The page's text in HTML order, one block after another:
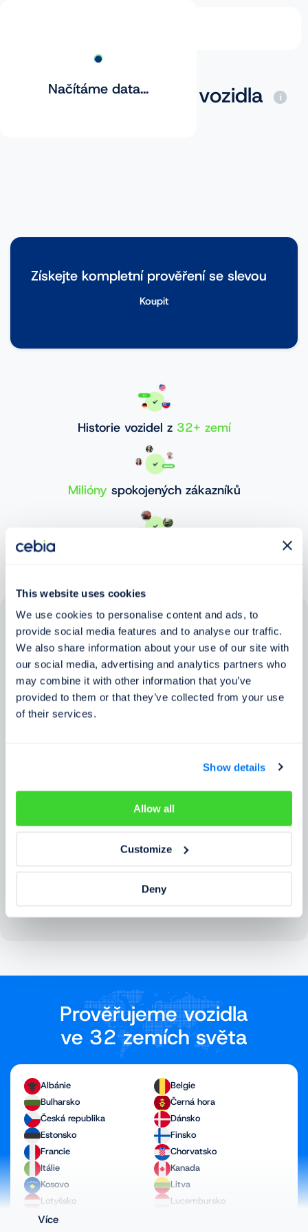
This website uses cookies
We use cookies to personalise content and ads, to
provide social media features and to analyse our traffic.
We also share information about your use of our site with
our social media, advertising and analytics partners who
may combine it with other information that you’ve
provided to them or that they’ve collected from your use
of their services.
Show details
Allow all
Customize
Deny
Načítáme data...
Základní prověření vozidla
Získejte kompletní prověření se slevou
Koupit
Historie vozidel z 32+ zemí
Milióny spokojených zákazníků
Zkušenosti zákazníků
Zjistěte, co o našem prověření říkají lidé
Prověřujeme vozidla
ve 32 zemích světa
Albánie
Belgie
Bulharsko
Černá hora
Česká republika
Dánsko
Estonsko
Finsko
Francie
Chorvatsko
Itálie
Kanada
Kosovo
Litva
Lotyšsko
Lucembursko
Maďarsko
Více